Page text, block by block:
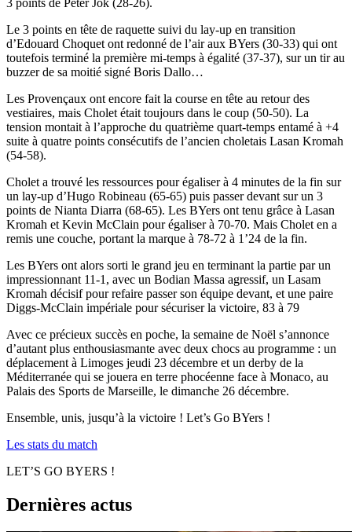
Le 3 points en tête de raquette suivi du lay-up en transition
d’Edouard Choquet ont redonné de l’air aux BYers (30-33) qui ont
toutefois terminé la première mi-temps à égalité (37-37), sur un tir au
buzzer de sa moitié signé Boris Dallo…
Les Provençaux ont encore fait la course en tête au retour des
vestiaires, mais Cholet était toujours dans le coup (50-50). La
tension montait à l’approche du quatrième quart-temps entamé à +4
suite à quatre points consécutifs de l’ancien choletais Lasan Kromah
(54-58).
Cholet a trouvé les ressources pour égaliser à 4 minutes de la fin sur
un lay-up d’Hugo Robineau (65-65) puis passer devant sur un 3
points de Nianta Diarra (68-65). Les BYers ont tenu grâce à Lasan
Kromah et Kevin McClain pour égaliser à 70-70. Mais Cholet en a
remis une couche, portant la marque à 78-72 à 1’24 de la fin.
Les BYers ont alors sorti le grand jeu en terminant la partie par un
impressionnant 11-1, avec un Bodian Massa agressif, un Lasam
Kromah décisif pour refaire passer son équipe devant, et une paire
Diggs-McClain impériale pour sécuriser la victoire, 83 à 79
Avec ce précieux succès en poche, la semaine de Noël s’annonce
d’autant plus enthousiasmante avec deux chocs au programme : un
déplacement à Limoges jeudi 23 décembre et un derby de la
Méditerranée qui se jouera en terre phocéenne face à Monaco, au
Palais des Sports de Marseille, le dimanche 26 décembre.
Ensemble, unis, jusqu’à la victoire ! Let’s Go BYers !
Les stats du match
LET’S GO BYERS !
Dernières actus